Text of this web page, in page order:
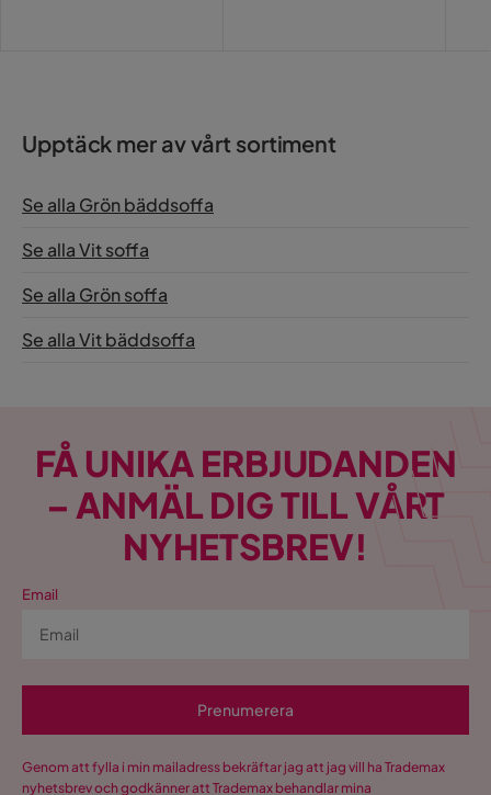
Upptäck mer av vårt sortiment
Se alla Grön bäddsoffa
Se alla Vit soffa
Se alla Grön soffa
Se alla Vit bäddsoffa
FÅ UNIKA ERBJUDANDEN
– ANMÄL DIG TILL VÅRT
NYHETSBREV!
Email
Prenumerera
Genom att fylla i min mailadress bekräftar jag att jag vill ha Trademax
nyhetsbrev och godkänner att Trademax behandlar mina